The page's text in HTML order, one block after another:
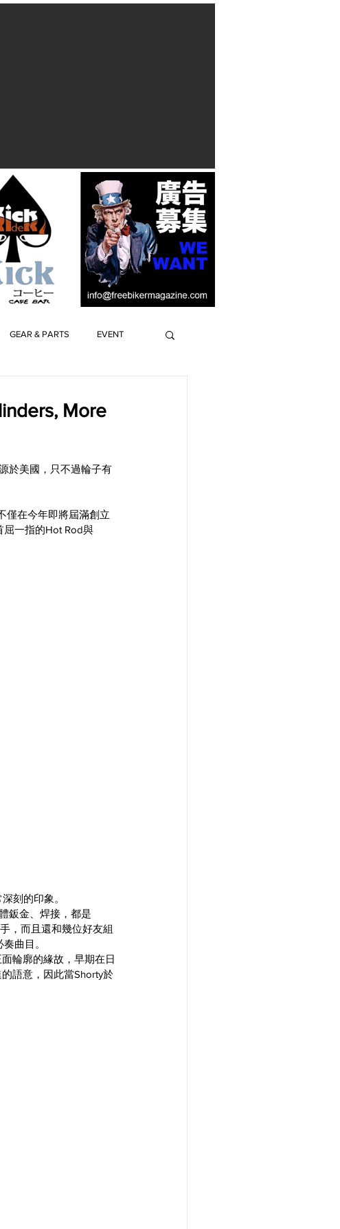
GEAR & PARTS EVENT
More
於美國，只不過輪子有
僅在今年即將屆滿創立
屈一指的Hot Rod與
刻的印象。
鈑金、焊接，都是
，而且還和幾位好友組
曲目。
輪廓的緣故，早期在日
語意，因此當Shorty於